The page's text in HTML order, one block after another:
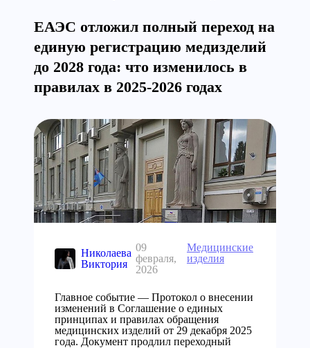
ЕАЭС отложил полный переход на
единую регистрацию медизделий
до 2028 года: что изменилось в
правилах в 2025-2026 годах
Николаева
Виктория
09
февраля,
2026
Медицинские
изделия
Главное событие — Протокол о внесении
изменений в Соглашение о единых
принципах и правилах обращения
медицинских изделий от 29 декабря 2025
года. Документ продлил переходный